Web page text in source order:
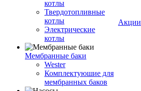
котлы
Твердотопливные
котлы
Электрические
котлы
Мембранные баки
Wester
Комплектуюшие для
мембранных баков
Акции